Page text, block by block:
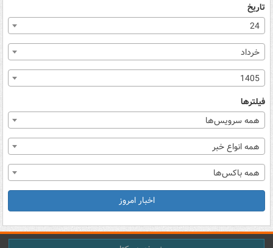
تاریخ
24
خرداد
1405
فیلترها
همه سرویس‌ها
همه انواع خبر
همه باکس‌ها
اخبار امروز